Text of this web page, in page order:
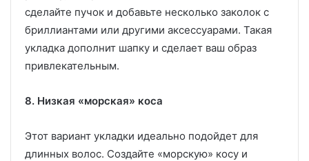
сделайте пучок и добавьте несколько заколок с
бриллиантами или другими аксессуарами. Такая
укладка дополнит шапку и сделает ваш образ
привлекательным.
8. Низкая «морская» коса
Этот вариант укладки идеально подойдет для
длинных волос. Создайте «морскую» косу и